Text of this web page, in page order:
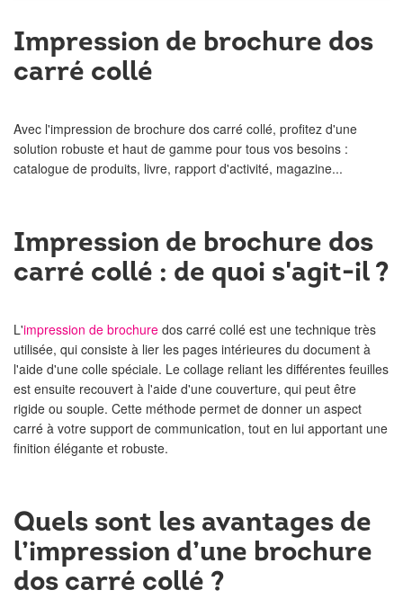
Impression de brochure dos
carré collé
Avec l'impression de brochure dos carré collé, profitez d'une
solution robuste et haut de gamme pour tous vos besoins :
catalogue de produits, livre, rapport d'activité, magazine...
Impression de brochure dos
carré collé : de quoi s'agit-il ?
L'impression de brochure dos carré collé est une technique très
utilisée, qui consiste à lier les pages intérieures du document à
l'aide d'une colle spéciale. Le collage reliant les différentes feuilles
est ensuite recouvert à l'aide d'une couverture, qui peut être
rigide ou souple. Cette méthode permet de donner un aspect
carré à votre support de communication, tout en lui apportant une
finition élégante et robuste.
Quels sont les avantages de
l’impression d’une brochure
dos carré collé ?